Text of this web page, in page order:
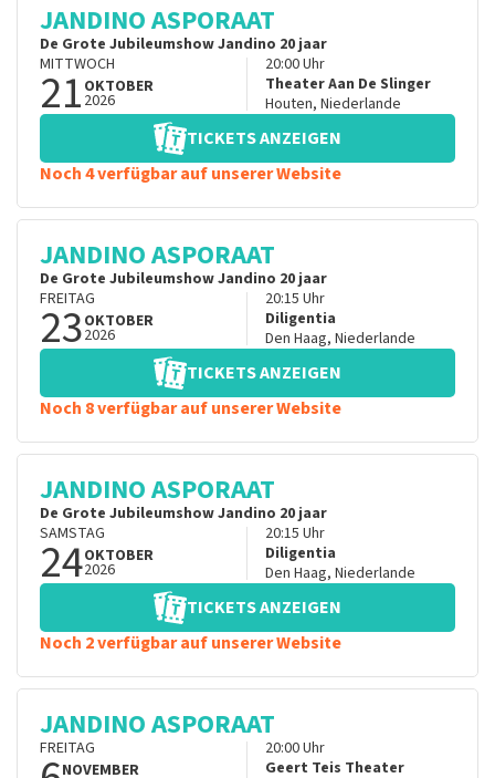
JANDINO ASPORAAT
De Grote Jubileumshow Jandino 20 jaar
MITTWOCH
21 OKTOBER
2026
20:00Uhr
Theater Aan De Slinger
Houten, Niederlande
TICKETS ANZEIGEN
Noch 4 verfügbar auf unserer Website
JANDINO ASPORAAT
De Grote Jubileumshow Jandino 20 jaar
FREITAG
23OKTOBER
2026
20:15 Uhr
Diligentia
Den Haag, Niederlande
TICKETS ANZEIGEN
Noch 8 verfügbar auf unserer Website
JANDINO ASPORAAT
De Grote Jubileumshow Jandino 20 jaar
SAMSTAG
24OKTOBER
2026
20:15 Uhr
Diligentia
Den Haag, Niederlande
TICKETS ANZEIGEN
Noch 2 verfügbar auf unserer Website
JANDINO ASPORAAT
FREITAG
NOVEMBER
20:00Uhr
Geert Teis Theater